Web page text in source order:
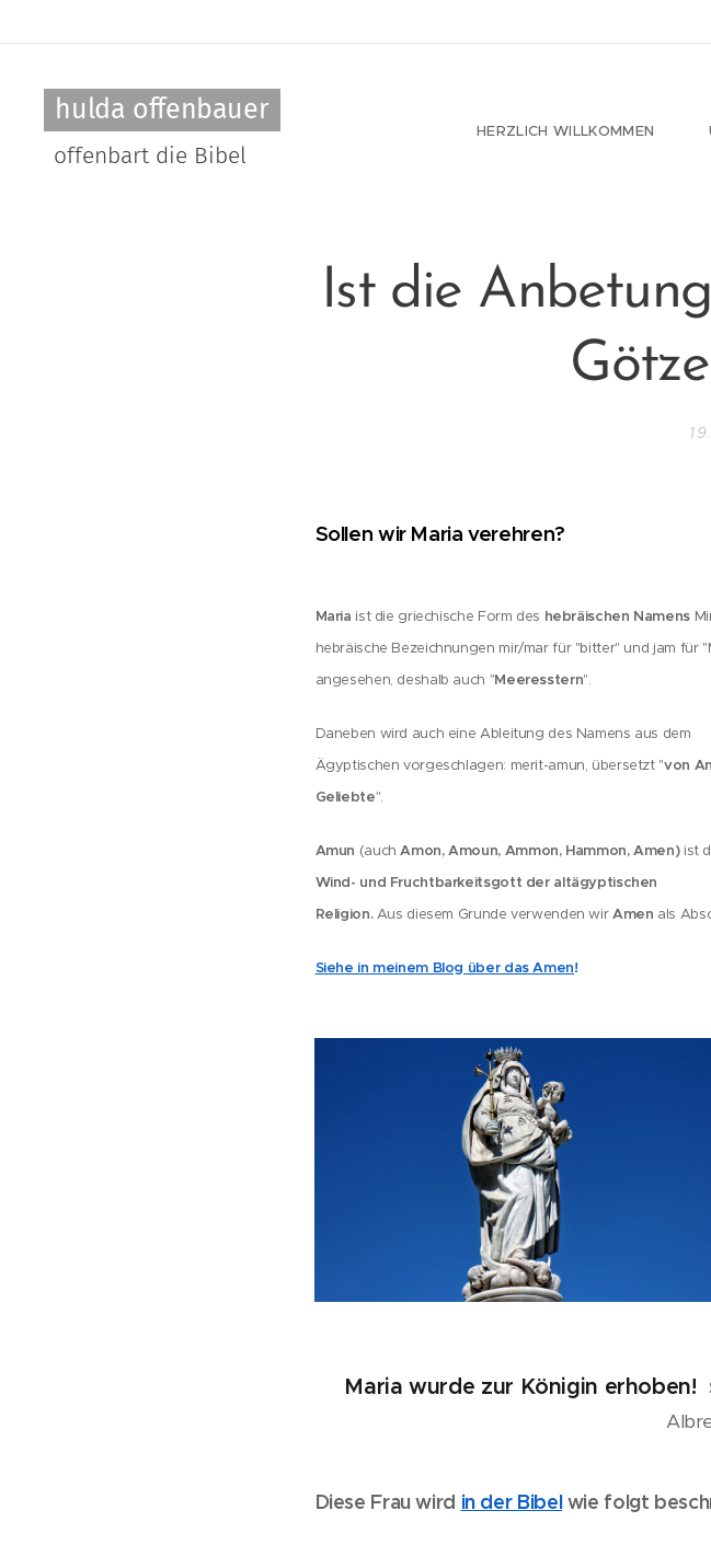
hulda offenbauer
offenbart die Bibel
HERZLICH WILLKOMMEN
Ist die
Sollen wir Maria verehren?
Maria ist die griechische Form des hebräischen Namens
hebräische Bezeichnungen mir/mar für "bitter" und jam für
angesehen, deshalb auch "Meeresstern".
Daneben wird auch eine Ableitung des Namens aus dem
Ägyptischen vorgeschlagen: merit-amun, übersetzt "von
Geliebte".
Amun (auchAmon, Amoun, Ammon, Hammon,Amen) ist
Wind- und Fruchtbarkeitsgott der altägyptischen
Religion.Aus diesem Grunde verwenden wirAmen als
Siehe in meinem Blog über das Amen!
Maria wurde zur Königin erhoben!
Diese Frau wird in der Bibelwie folgt